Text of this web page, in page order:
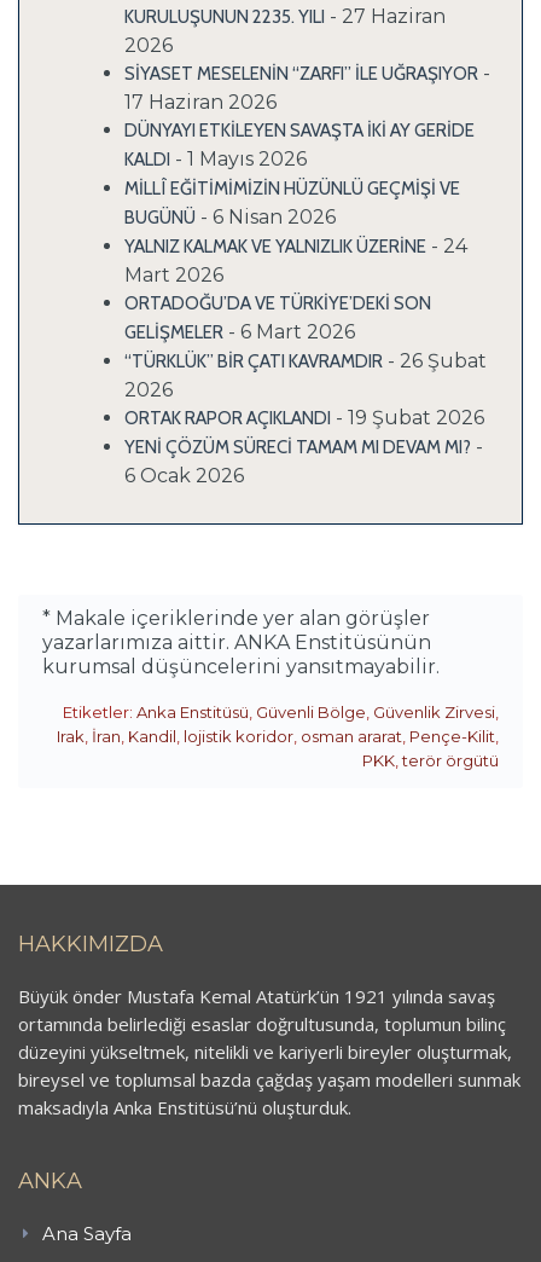
KURULUŞUNUN 2235. YILI - 27 Haziran
2026
SİYASET MESELENİN “ZARFI” İLE UĞRAŞIYOR -
17 Haziran 2026
DÜNYAYI ETKİLEYEN SAVAŞTA İKİ AY GERİDE
KALDI - 1 Mayıs 2026
MİLLÎ EĞİTİMİMİZİN HÜZÜNLÜ GEÇMİŞİ VE
BUGÜNÜ - 6 Nisan 2026
YALNIZ KALMAK VE YALNIZLIK ÜZERİNE - 24
Mart 2026
ORTADOĞU’DA VE TÜRKİYE’DEKİ SON
GELİŞMELER - 6 Mart 2026
“TÜRKLÜK” BİR ÇATI KAVRAMDIR - 26 Şubat
2026
ORTAK RAPOR AÇIKLANDI - 19 Şubat 2026
YENİ ÇÖZÜM SÜRECİ TAMAM MI DEVAM MI? -
6 Ocak 2026
* Makale içeriklerinde yer alan görüşler
yazarlarımıza aittir. ANKA Enstitüsünün
kurumsal düşüncelerini yansıtmayabilir.
Etiketler: Anka Enstitüsü Güvenli Bölge Güvenlik Zirvesi
Irak İran Kandil lojistik koridor osman ararat Pençe-Kilit
PKK ,terör örgütü
HAKKIMIZDA
Büyük önder Mustafa Kemal Atatürk’ün 1921 yılında savaş
ortamında belirlediği esaslar doğrultusunda, toplumun bilinç
düzeyini yükseltmek, nitelikli ve kariyerli bireyler oluşturmak,
bireysel ve toplumsal bazda çağdaş yaşam modelleri sunmak
maksadıyla Anka Enstitüsü’nü oluşturduk.
ANKA
Ana Sayfa